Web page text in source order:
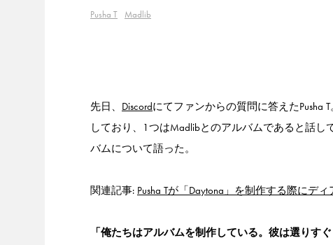
Pusha T Madlib
先日、 Discordにてファンからの質問に答えた
しており、1つはMadlibとのアルバムであると話して
バムについて語った。
関連記事: Pusha Tが「Daytona」を制作する際にデ
「俺たちはアルバムを制作している。彼は選りす